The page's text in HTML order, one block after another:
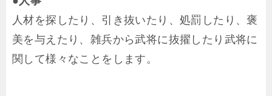
人材を探したり、引き抜いたり、処罰したり、褒
美を与えたり、雑兵から武将に抜擢したり武将に
関して様々なことをします。